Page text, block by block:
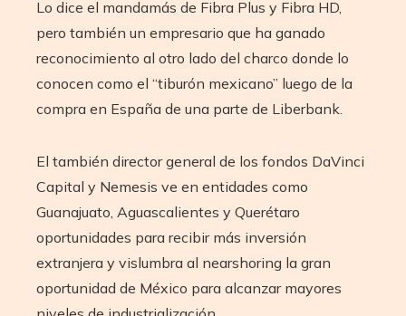
Lo dice el mandamás de Fibra Plus y Fibra HD,
pero también un empresario que ha ganado
reconocimiento al otro lado del charco donde lo
conocen como el “tiburón mexicano” luego de la
compra en España de una parte de Liberbank.
El también director general de los fondos DaVinci
Capital y Nemesis ve en entidades como
Guanajuato, Aguascalientes y Querétaro
oportunidades para recibir más inversión
extranjera y vislumbra al nearshoring la gran
oportunidad de México para alcanzar mayores